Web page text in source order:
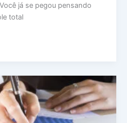
já se pegou pensando
total